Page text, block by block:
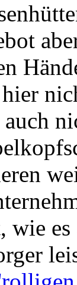
wie